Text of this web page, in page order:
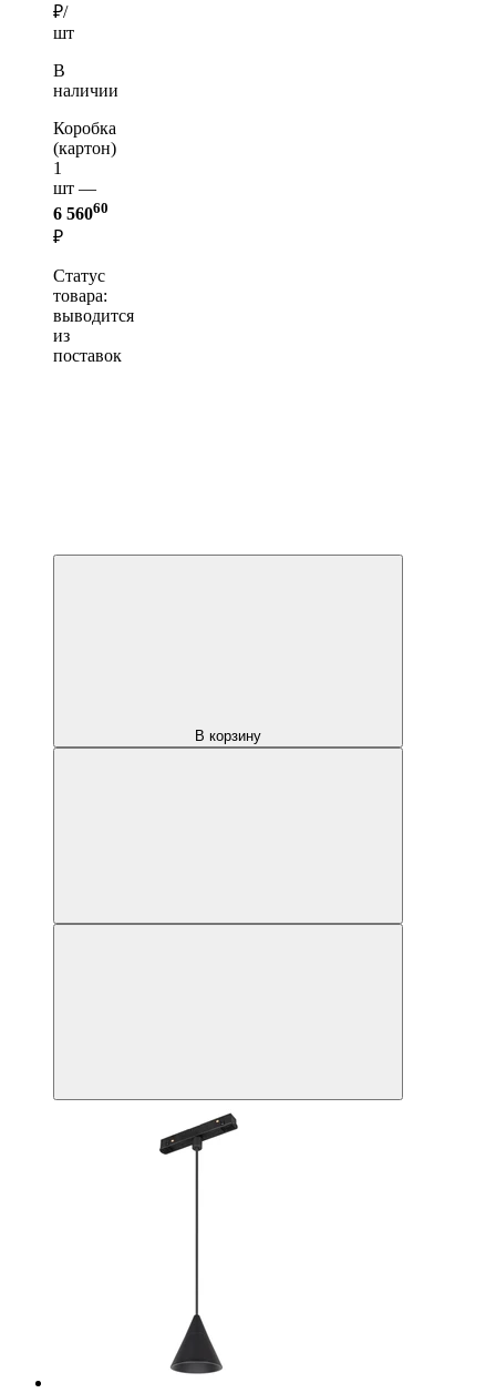
₽/
шт
В
наличии
Коробка
(картон)
1
шт —
6 56060
₽
Статус
товара:
выводится
из
поставок
В корзину